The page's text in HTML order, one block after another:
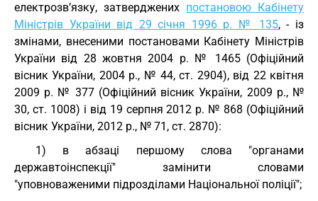
електрозв’язку, затверджених постановою Кабінету
Міністрів України від 29 січня 1996 р. № 135, - із
змінами, внесеними постановами Кабінету Міністрів
України від 28 жовтня 2004 р. № 1465 (Офіційний
вісник України, 2004 р., № 44, ст. 2904), від 22 квітня
2009 р. № 377 (Офіційний вісник України, 2009 р., №
30, ст. 1008) і від 19 серпня 2012 р. № 868 (Офіційний
вісник України, 2012 р., № 71, ст. 2870):
1) в абзаці першому слова "органами
державтоінспекції" замінити словами
"уповноваженими підрозділами Національної поліції";